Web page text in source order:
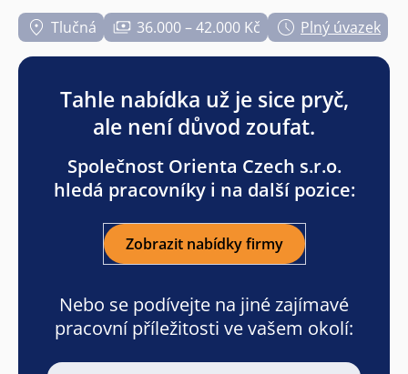
Tlučná 36.000 – 42.000 Kč Plný úvazek
Tahle nabídka už je sice pryč,
ale není důvod zoufat.
Společnost Orienta Czech s.r.o.
hledá pracovníky i na další pozice:
Zobrazit nabídky firmy
Nebo se podívejte na jiné zajímavé
pracovní příležitosti ve vašem okolí: